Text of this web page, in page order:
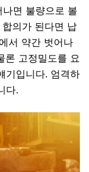
면 불량으로 볼
의가 된다면 납
서 약간 벗어나
론 고정밀도를 요
기입니다. 엄격하
다.